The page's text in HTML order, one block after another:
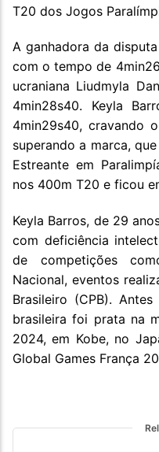
T20 dos Jogos
A ganhadora da
com o tempo de
ucraniana Liudmyla
4min28s40. Keyla
4min29s40, cravando
superando a marca,
Estreante em
nos 400m T20 e ficou
Keyla Barros, de 29
com deficiência
de competições
Nacional, eventos
Brasileiro (CPB).
brasileira foi prata na
2024, em Kobe, no
Global Games França